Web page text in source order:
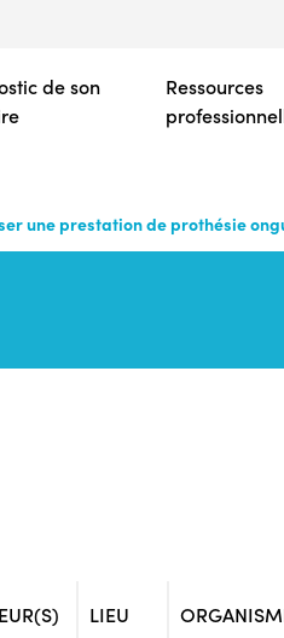
contenu
principal
de son
Ressources
une prestation de prothésie
LIEU